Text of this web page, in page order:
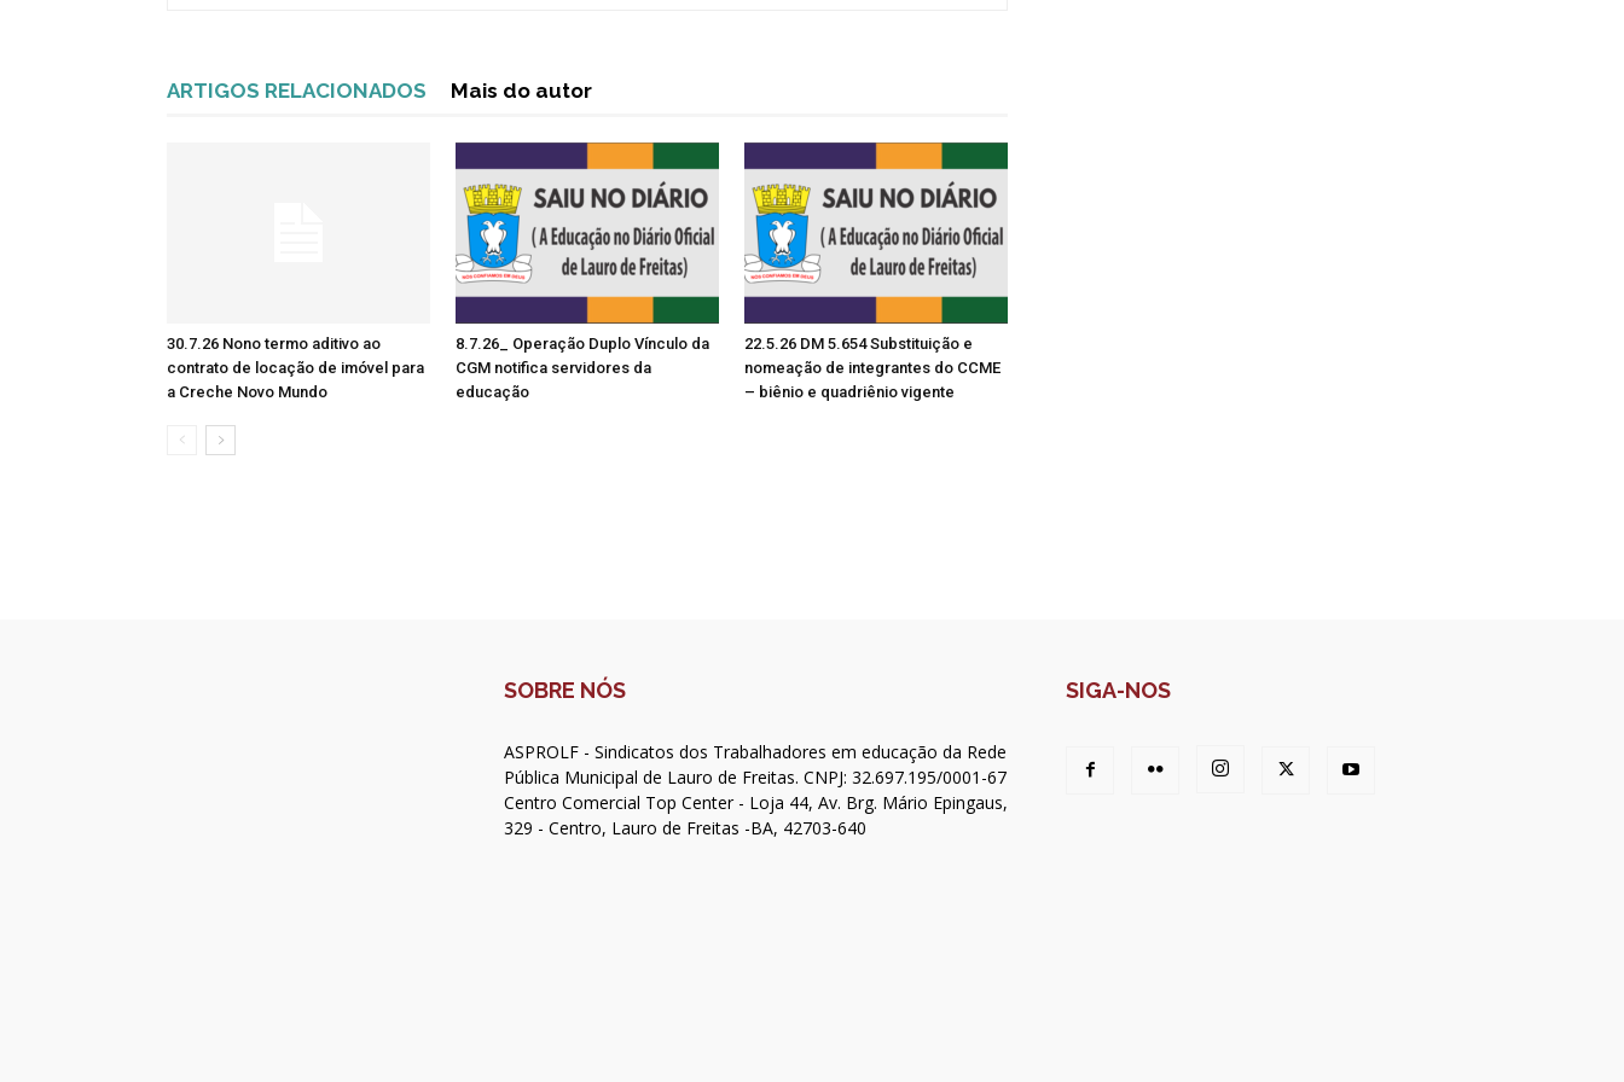
ARTIGOS RELACIONADOS Mais do autor
30.7.26 Nono termo aditivo ao
contrato de locação de imóvel para
a Creche Novo Mundo
8.7.26_ Operação Duplo Vínculo da
CGM notifica servidores da
educação
22.5.26 DM 5.654 Substituição e
nomeação de integrantes do CCME
– biênio e quadriênio vigente
SOBRE NÓS
ASPROLF - Sindicatos dos Trabalhadores em educação da Rede
Pública Municipal de Lauro de Freitas. CNPJ: 32.697.195/0001-67
Centro Comercial Top Center - Loja 44, Av. Brg. Mário Epingaus,
329 - Centro, Lauro de Freitas -BA, 42703-640
SIGA-NOS